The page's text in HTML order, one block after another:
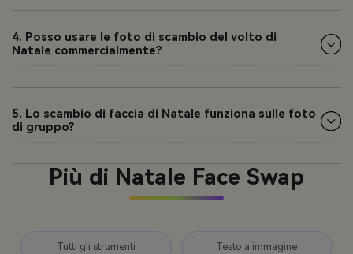
4. Posso usare le foto di scambio del volto di
Natale commercialmente?
5. Lo scambio di faccia di Natale funziona sulle foto
di gruppo?
Più di Natale Face Swap
Tutti gli strumenti Testo a immagine